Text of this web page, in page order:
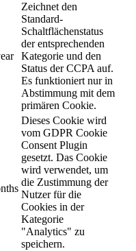
Zeichnet den
Standard-
Schaltflächenstatus
der entsprechenden
Kategorie und den
Status der CCPA auf.
Es funktioniert nur in
Abstimmung mit dem
primären Cookie.
Dieses Cookie wird
vom GDPR Cookie
Consent Plugin
gesetzt. Das Cookie
wird verwendet, um
die Zustimmung der
Nutzer für die
Cookies in der
Kategorie
"Analytics" zu
speichern.